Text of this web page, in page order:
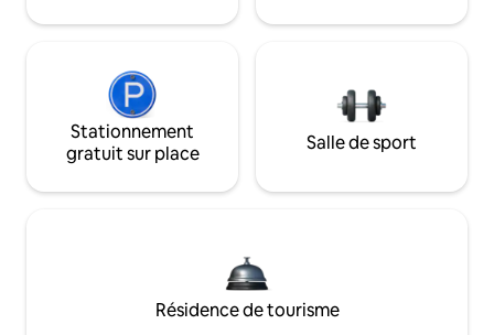
Stationnement
gratuit sur place
Salle de sport
Résidence de tourisme